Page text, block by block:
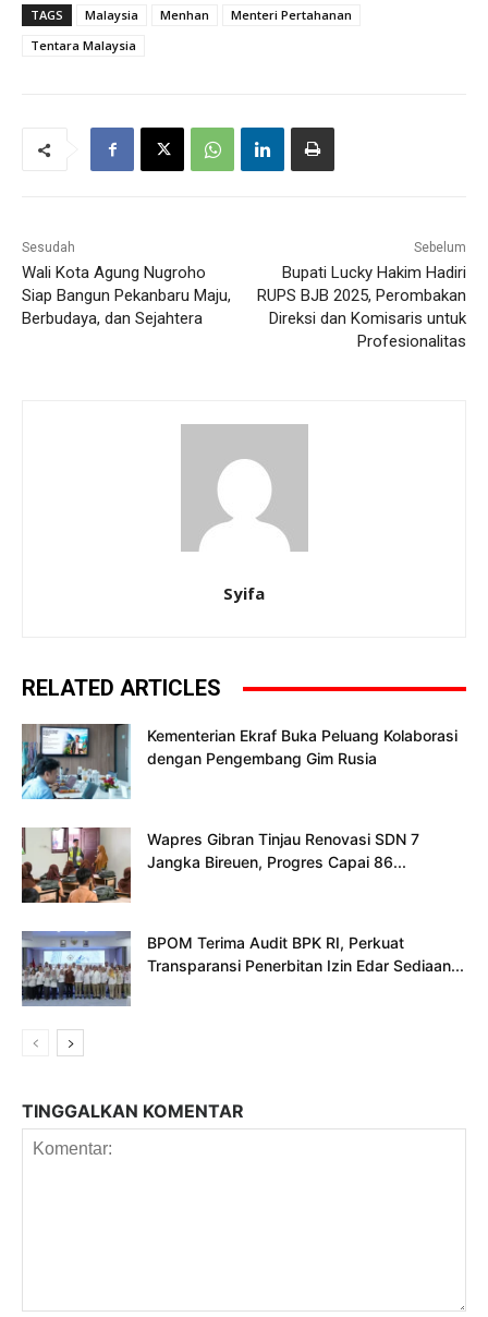
TAGS Malaysia Menhan
Menteri Pertahanan
Tentara Malaysia
Sesudah
Wali Kota Agung Nugroho
Siap Bangun Pekanbaru Maju,
Berbudaya, dan Sejahtera
Sebelum
Bupati Lucky Hakim Hadiri
RUPS BJB 2025, Perombakan
Direksi dan Komisaris untuk
Profesionalitas
Syifa
RELATED ARTICLES
Kementerian Ekraf Buka Peluang Kolaborasi
dengan Pengembang Gim Rusia
Wapres Gibran Tinjau Renovasi SDN 7
Jangka Bireuen, Progres Capai 86...
BPOM Terima Audit BPK RI, Perkuat
Transparansi Penerbitan Izin Edar Sediaan...
TINGGALKAN KOMENTAR